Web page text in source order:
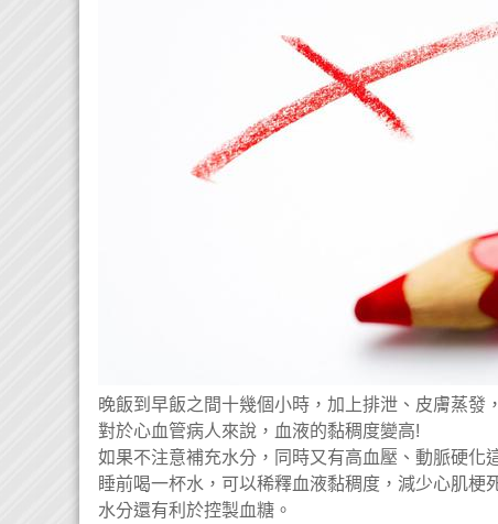
晚飯到早飯之間十幾個小時，加上排泄、皮膚蒸發
對於心血管病人來說，血液的黏稠度變高!
如果不注意補充水分，同時又有高血壓、動脈硬化
睡前喝一杯水，可以稀釋血液黏稠度，減少心肌
水分還有利於控製血糖。